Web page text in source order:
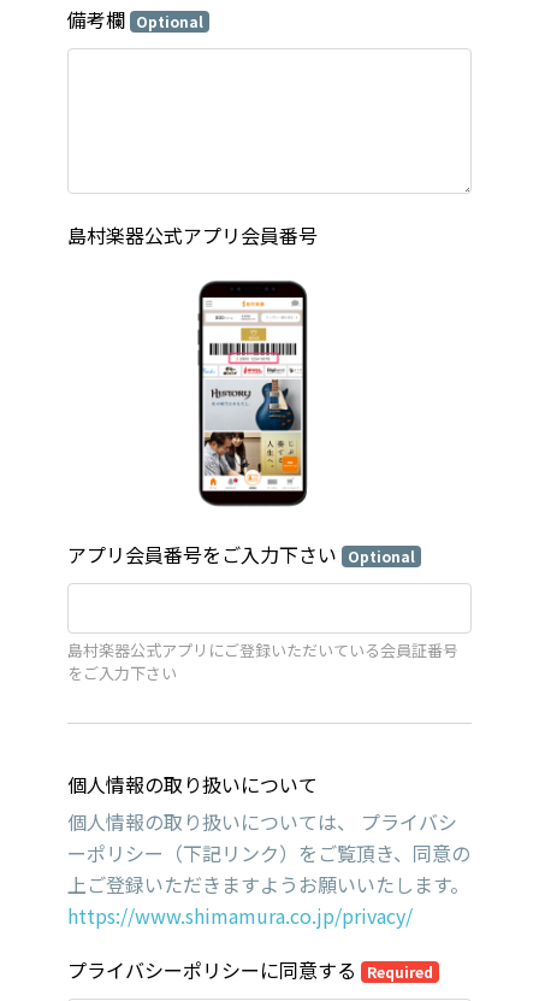
備考欄 Optional
島村楽器公式アプリ会員番号
アプリ会員番号をご入力下さい Optional
島村楽器公式アプリにご登録いただいている会員証番号
をご入力下さい
個人情報の取り扱いについて
個人情報の取り扱いについては、 プライバシ
ーポリシー（下記リンク）をご覧頂き、同意の
上ご登録いただきますようお願いいたします。
https://www.shimamura.co.jp/privacy/
プライバシーポリシーに同意する
Required